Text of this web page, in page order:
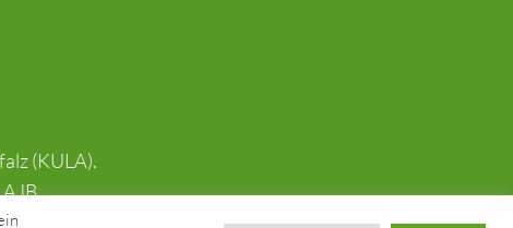
(KULA).
AJB.